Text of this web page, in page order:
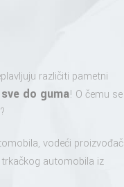
različiti pametni
do guma! O čemu se
vodeći proizvođač
automobila iz